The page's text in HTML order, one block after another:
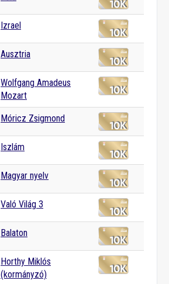
Izrael
Ausztria
Wolfgang Amadeus
Mozart
Móricz Zsigmond
Iszlám
Magyar nyelv
Való Világ 3
Balaton
Horthy Miklós
(kormányzó)